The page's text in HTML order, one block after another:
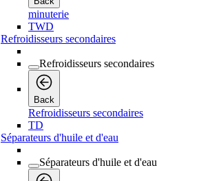
minuterie
TWD
Refroidisseurs secondaires
Refroidisseurs secondaires
Back
Refroidisseurs secondaires
TD
Séparateurs d'huile et d'eau
Séparateurs d'huile et d'eau